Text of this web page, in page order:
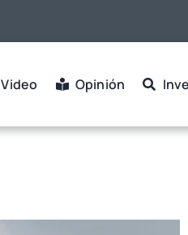
Video Opinión